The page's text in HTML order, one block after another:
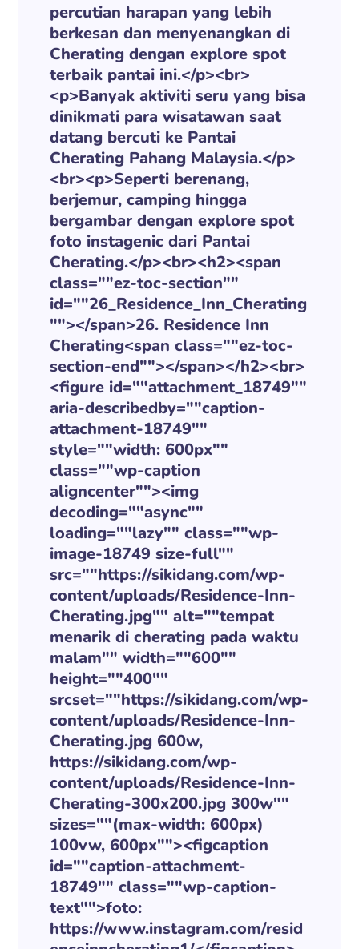
percutian harapan yang lebih
berkesan dan menyenangkan di
Cherating dengan explore spot
terbaik pantai ini.</p><br>
<p>Banyak aktiviti seru yang bisa
dinikmati para wisatawan saat
datang bercuti ke Pantai
Cherating Pahang Malaysia.</p>
<br><p>Seperti berenang,
berjemur, camping hingga
bergambar dengan explore spot
foto instagenic dari Pantai
Cherating.</p><br><h2><span
class=""ez-toc-section""
id=""26_Residence_Inn_Cherating
""></span>26. Residence Inn
Cherating<span class=""ez-toc-
section-end""></span></h2><br>
<figure id=""attachment_18749""
aria-describedby=""caption-
attachment-18749""
style=""width: 600px""
class=""wp-caption
aligncenter""><img
decoding=""async""
loading=""lazy"" class=""wp-
image-18749 size-full""
src=""https://sikidang.com/wp-
content/uploads/Residence-Inn-
Cherating.jpg"" alt=""tempat
menarik di cherating pada waktu
malam"" width=""600""
height=""400""
srcset=""https://sikidang.com/wp-
content/uploads/Residence-Inn-
Cherating.jpg 600w,
https://sikidang.com/wp-
content/uploads/Residence-Inn-
Cherating-300x200.jpg 300w""
sizes=""(max-width: 600px)
100vw, 600px""><figcaption
id=""caption-attachment-
18749"" class=""wp-caption-
text"">foto:
https://www.instagram.com/resid